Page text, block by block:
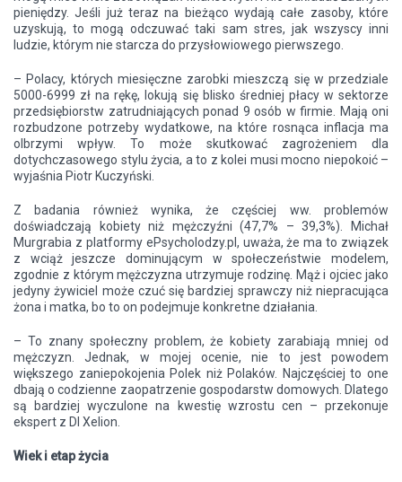
pieniędzy. Jeśli już teraz na bieżąco wydają całe zasoby, które
uzyskują, to mogą odczuwać taki sam stres, jak wszyscy inni
ludzie, którym nie starcza do przysłowiowego pierwszego.
– Polacy, których miesięczne zarobki mieszczą się w przedziale
5000-6999 zł na rękę, lokują się blisko średniej płacy w sektorze
przedsiębiorstw zatrudniających ponad 9 osób w firmie. Mają oni
rozbudzone potrzeby wydatkowe, na które rosnąca inflacja ma
olbrzymi wpływ. To może skutkować zagrożeniem dla
dotychczasowego stylu życia, a to z kolei musi mocno niepokoić –
wyjaśnia Piotr Kuczyński.
Z badania również wynika, że częściej ww. problemów
doświadczają kobiety niż mężczyźni (47,7% – 39,3%). Michał
Murgrabia z platformy ePsycholodzy.pl, uważa, że ma to związek
z wciąż jeszcze dominującym w społeczeństwie modelem,
zgodnie z którym mężczyzna utrzymuje rodzinę. Mąż i ojciec jako
jedyny żywiciel może czuć się bardziej sprawczy niż niepracująca
żona i matka, bo to on podejmuje konkretne działania.
– To znany społeczny problem, że kobiety zarabiają mniej od
mężczyzn. Jednak, w mojej ocenie, nie to jest powodem
większego zaniepokojenia Polek niż Polaków. Najczęściej to one
dbają o codzienne zaopatrzenie gospodarstw domowych. Dlatego
są bardziej wyczulone na kwestię wzrostu cen – przekonuje
ekspert z DI Xelion.
Wiek i etap życia